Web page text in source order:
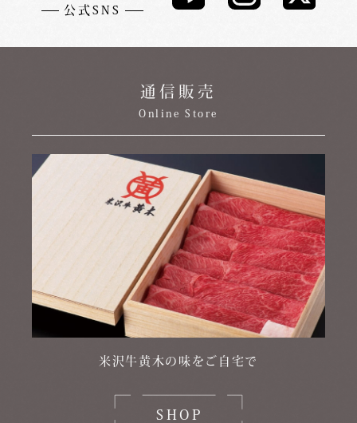
公式SNS
通信販売
Online Store
米沢牛黄木の味をご自宅で
SHOP